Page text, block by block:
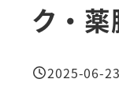
ク・
投稿日
2025-06-23